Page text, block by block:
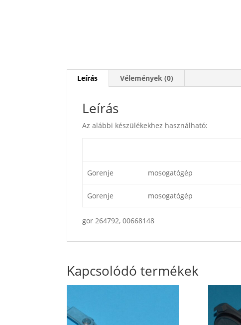
Leírás Vélemények (0)
Leírás
Az alábbi készülékekhez használható:
Gorenje mosogatógép
Gorenje mosogatógép
gor 264792, 00668148
Kapcsolódó termékek